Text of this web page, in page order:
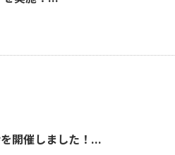
開催しました！...